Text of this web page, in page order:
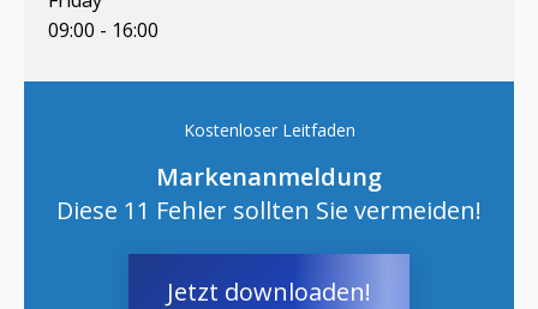
09:00 - 16:00
Kostenloser Leitfaden
Markenanmeldung
Diese 11 Fehler sollten Sie vermeiden!
Jetzt downloaden!